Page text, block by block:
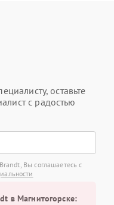
оставьте
с радостью
Вы соглашаетесь с
в Магнитогорске: